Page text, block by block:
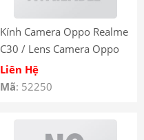
Kính Camera Oppo Realme
C30 / Lens Camera Oppo
Realme C30 / Mắt Camera
Oppo Realme C30
Liên Hệ
Mã: 52250